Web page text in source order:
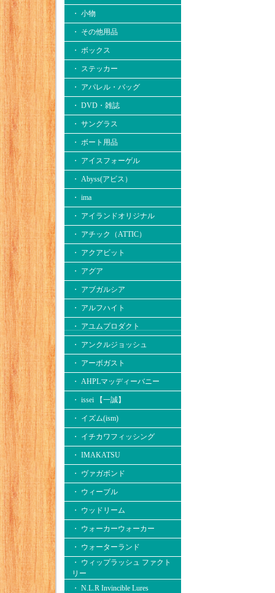
・ 小物
・ その他用品
・ ボックス
・ ステッカー
・ アパレル・バッグ
・ DVD・雑誌
・ サングラス
・ ボート用品
・ アイスフォーゲル
・ Abyss(アビス）
・ ima
・ アイランドオリジナル
・ アチック（ATTIC）
・ アクアビット
・ アグア
・ アブガルシア
・ アルフハイト
・ アユムプロダクト
・ アンクルジョッシュ
・ アーボガスト
・ AHPLマッディーバニー
・ issei 【一誠】
・ イズム(ism)
・ イチカワフィッシング
・ IMAKATSU
・ ヴァガボンド
・ ウィーブル
・ ウッドリーム
・ ウォーカーウォーカー
・ ウォーターランド
・ ウィップラッシュ ファクト
リー
・ N.L.R Invincible Lures